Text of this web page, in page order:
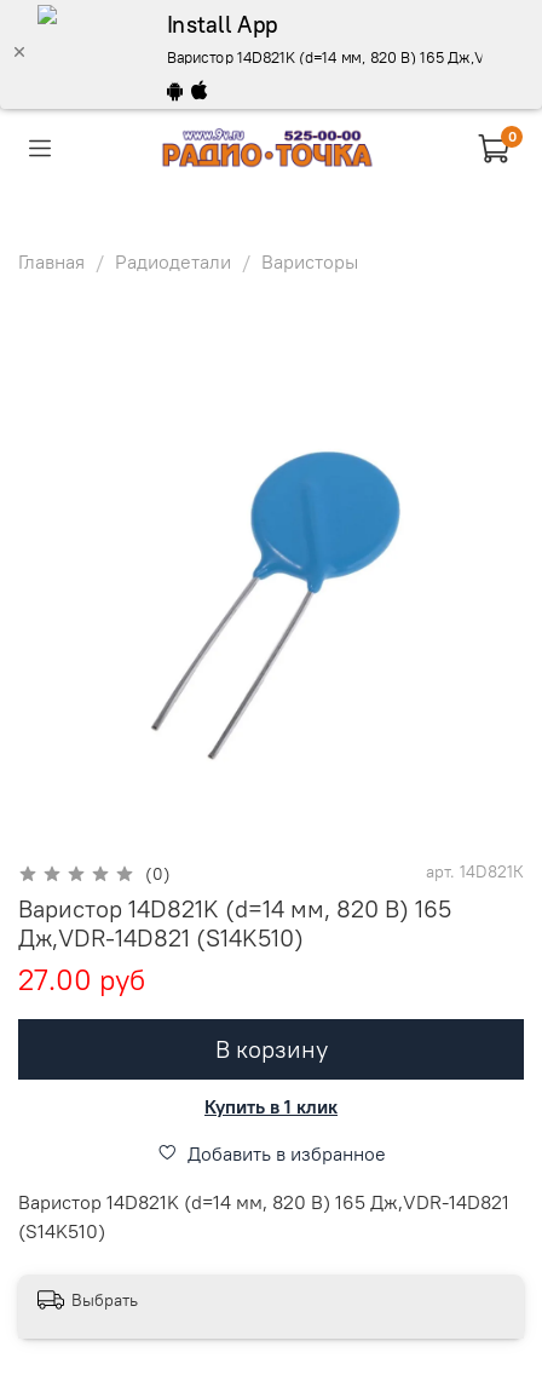
Install App
Варистор 14D821K (d=14 мм, 820 В) 165 Дж,VDR-
0
Главная Радиодетали Варисторы
(0) арт. 14D821К
Варистор 14D821K (d=14 мм, 820 В) 165
Дж,VDR-14D821 (S14K510)
27.00 руб
В корзину
Купить в 1 клик
Добавить в избранное
Варистор 14D821K (d=14 мм, 820 В) 165 Дж,VDR-14D821
(S14K510)
Выбрать